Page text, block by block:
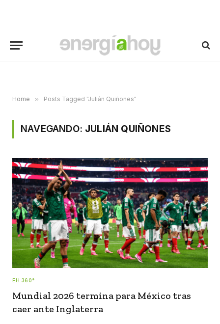
Home » Posts Tagged "Julián Quiñones"
NAVEGANDO: JULIÁN QUIÑONES
EH 360°
Mundial 2026 termina para México tras
caer ante Inglaterra